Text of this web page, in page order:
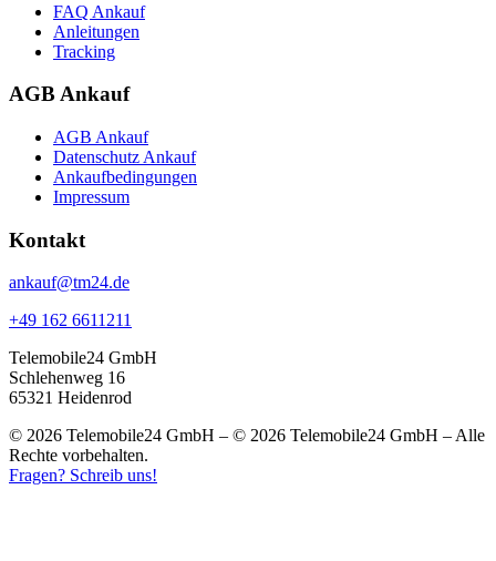
FAQ Ankauf
Anleitungen
Tracking
AGB Ankauf
AGB Ankauf
Datenschutz Ankauf
Ankaufbedingungen
Impressum
Kontakt
ankauf@tm24.de
+49 162 6611211
Telemobile24 GmbH
Schlehenweg 16
65321 Heidenrod
© 2026 Telemobile24 GmbH – © 2026 Telemobile24 GmbH – Alle
Rechte vorbehalten.
Fragen? Schreib uns!